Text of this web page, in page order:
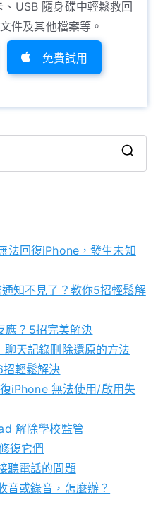
USB 隨身碟中輕鬆救回
件及其他檔案等。
免費試用
法回復iPhone，發生未知
知不見了？教你5招輕鬆解
應？5招完美解決
天記錄刪除還原的方法
輕鬆解決
iPhone 無法使用/啟用失
解除學校監管
復它們
聽電話的問題
音或錄音，怎麼辦？